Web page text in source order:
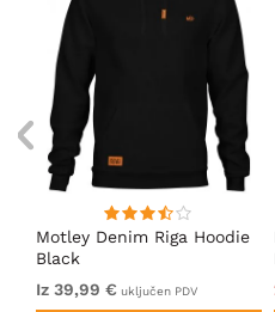
Motley Denim Riga Hoodie
Black
Iz 39,99 € uključen PDV